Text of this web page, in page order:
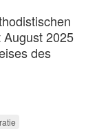
2025
des